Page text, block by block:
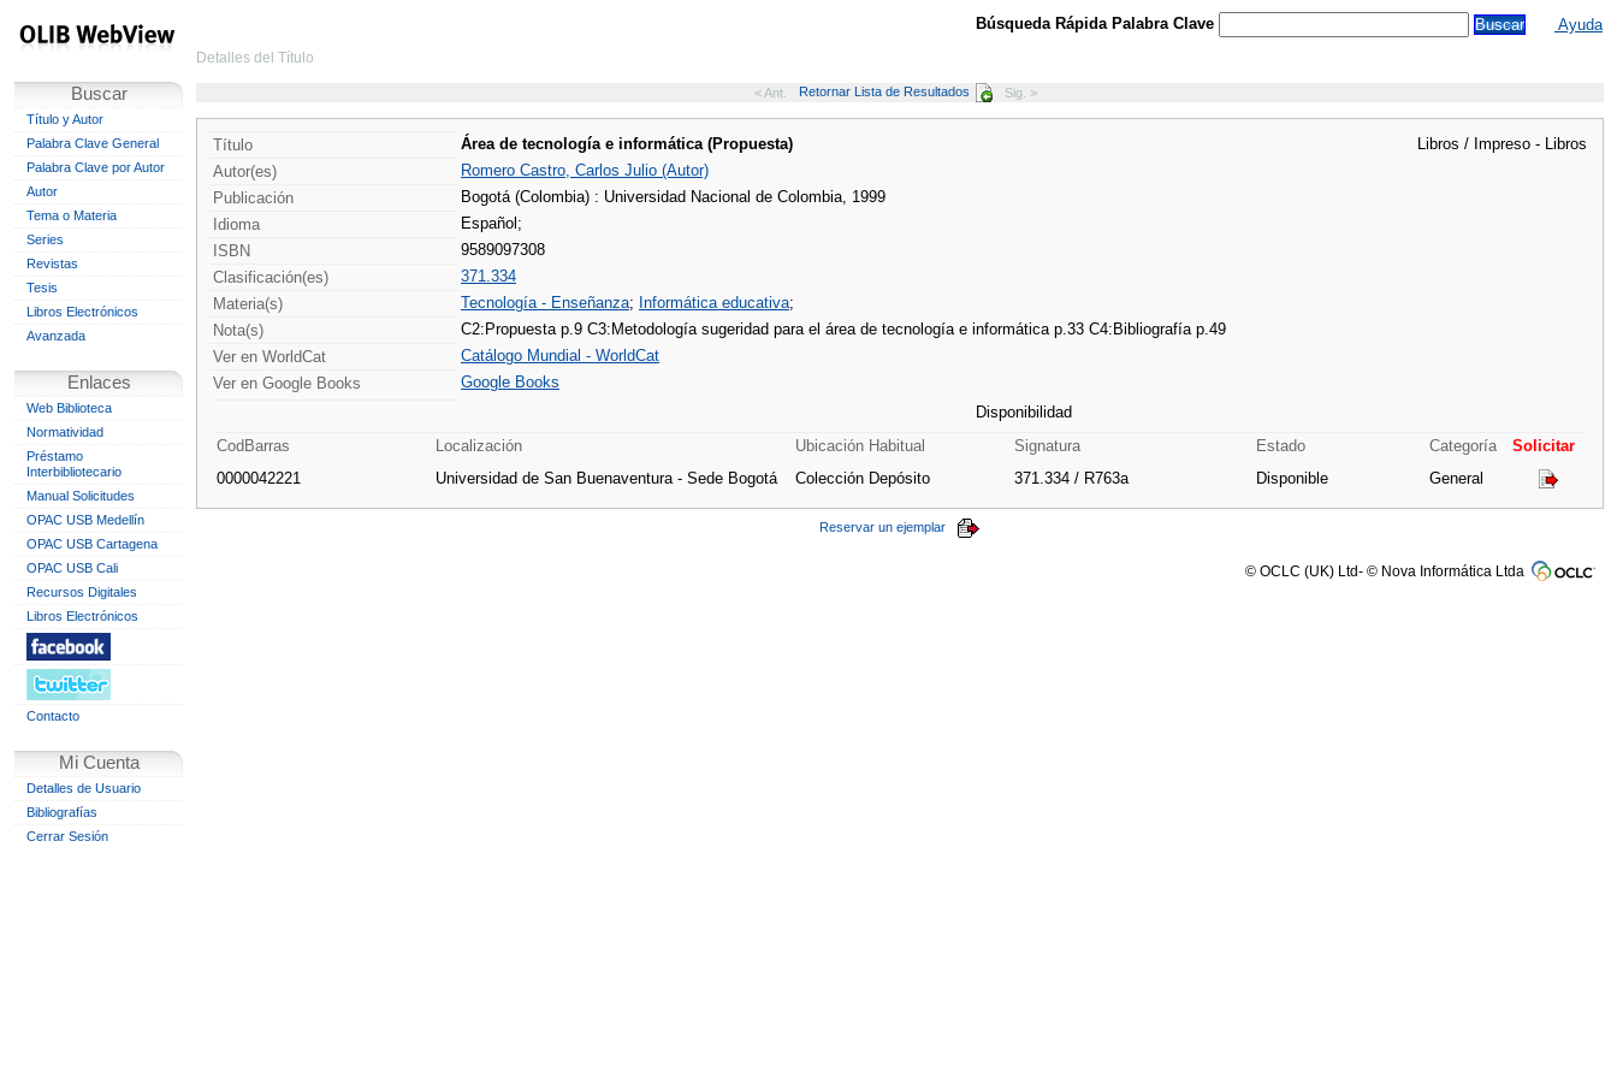
Buscar
Título y Autor
Palabra Clave General
Palabra Clave por Autor
Autor
Tema o Materia
Series
Revistas
Tesis
Libros Electrónicos
Avanzada
Enlaces
Web Biblioteca
Normatividad
Préstamo
Interbibliotecario
Manual Solicitudes
OPAC USB Medellín
OPAC USB Cartagena
OPAC USB Cali
Recursos Digitales
Libros Electrónicos
Contacto
Mi Cuenta
Detalles de Usuario
Bibliografías
Cerrar Sesión
Búsqueda Rápida Palabra Clave Ayuda
Detalles del Título
< Ant. Retornar Lista de Resultados Sig. >
Título Área de tecnología e informática (Propuesta)
Libros / Impreso - Libros
Autor(es)
Romero Castro, Carlos Julio (Autor)
Publicación
Bogotá (Colombia) : Universidad Nacional de Colombia, 1999
Idioma
Español;
ISBN
9589097308
Clasificación(es)
371.334
Materia(s)
Tecnología - Enseñanza; Informática educativa;
Nota(s)
C2:Propuesta p.9 C3:Metodología sugeridad para el área de tecnología e informática p.33 C4:Bibliografía p.49
Ver en WorldCat
Catálogo Mundial - WorldCat
Ver en Google Books
Google Books
Disponibilidad
CodBarras
Localización Ubicación Habitual Signatura Estado Categoría
Solicitar
0000042221
Universidad de San Buenaventura - Sede Bogotá Colección Depósito 371.334 / R763a Disponible General
Reservar un ejemplar
© OCLC (UK) Ltd- © Nova Informática Ltda